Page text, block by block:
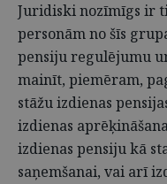
Juridiski nozīmīgs ir
personām no šīs
pensiju regulējumu
mainīt, piemēram,
stāžu izdienas
izdienas
izdienas pensiju kā
saņemšanai, vai arī